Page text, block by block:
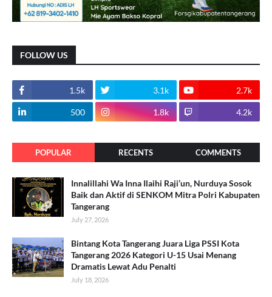
FOLLOW US
1.5k 3.1k 2.7k
500 1.8k 4.2k
POPULAR RECENTS COMMENTS
Innalillahi Wa Inna Ilaihi Raji’un, Nurduya Sosok
Baik dan Aktif di SENKOM Mitra Polri Kabupaten
Tangerang
July 27, 2026
Bintang Kota Tangerang Juara Liga PSSI Kota
Tangerang 2026 Kategori U-15 Usai Menang
Dramatis Lewat Adu Penalti
July 18, 2026